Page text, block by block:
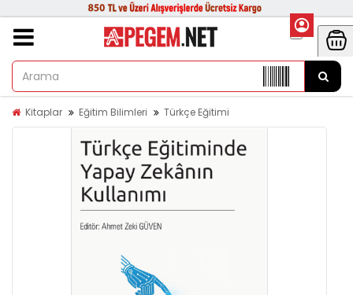
Kitaplar Eğitim Bilimleri Türkçe Eğitimi